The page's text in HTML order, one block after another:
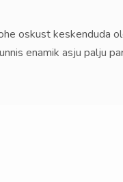
oskust keskenduda
enamik asju palju